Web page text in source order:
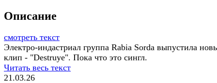
Описание
смотреть текст
Электро-индастриал группа Rabia Sorda выпустила
клип - "Destruye". Пока что это сингл.
Читать весь текст
21.03.26